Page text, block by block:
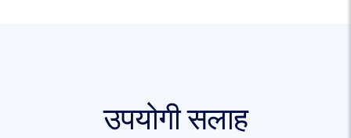
उपयोगी सलाह